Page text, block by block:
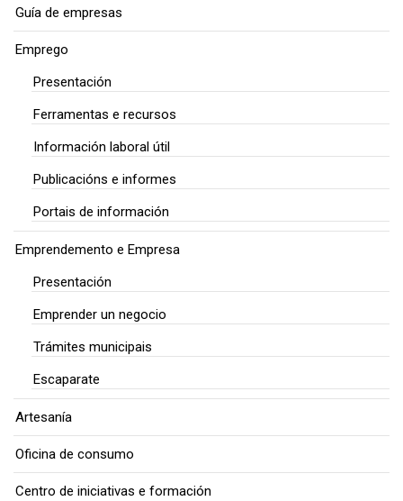
Guía de empresas
Emprego
Presentación
Ferramentas e recursos
Información laboral útil
Publicacións e informes
Portais de información
Emprendemento e Empresa
Presentación
Emprender un negocio
Trámites municipais
Escaparate
Artesanía
Oficina de consumo
Centro de iniciativas e formación